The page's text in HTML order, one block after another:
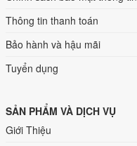
Thông tin thanh toán
Bảo hành và hậu mãi
Tuyển dụng
SẢN PHẨM VÀ DỊCH VỤ
Giới Thiệu